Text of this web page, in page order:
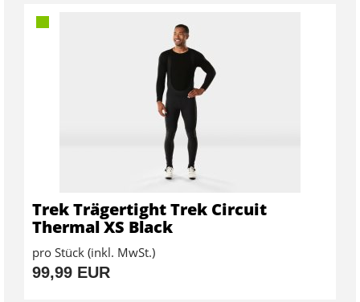
Trek Trägertight Trek Circuit
Thermal XS Black
pro Stück (inkl. MwSt.)
99,99 EUR